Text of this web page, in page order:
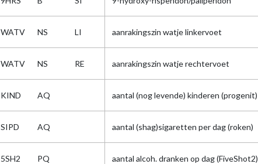
WATV NS LI aanrakingszin watje linkervoet
WATV NS RE aanrakingszin watje rechtervoet
KIND AQ aantal (nog levende) kinderen (progenit)
SIPD AQ aantal (shag)sigaretten per dag (roken)
5SH2 PQ aantal alcoh. dranken op dag (FiveShot2)